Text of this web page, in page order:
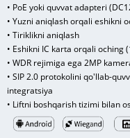
• PoE yoki quvvat adapteri
• Yuzni aniqlash orqali eshikni
• Tiriklikni aniqlash
• Eshikni IC karta orqali oching
• WDR rejimiga ega 2MP
• SIP 2.0 protokolini qo'llab-
integratsiya
• Liftni boshqarish tizimi bilan